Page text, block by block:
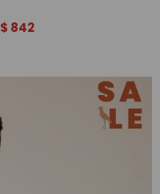
$ 842